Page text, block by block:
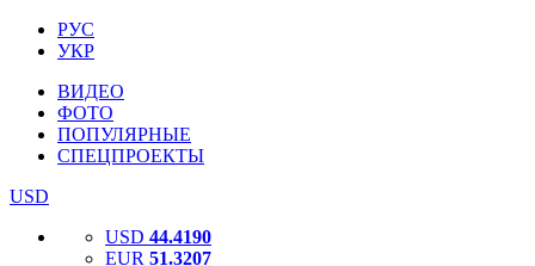
РУС
УКР
ВИДЕО
ФОТО
ПОПУЛЯРНЫЕ
СПЕЦПРОЕКТЫ
USD
USD 44.4190
EUR 51.3207